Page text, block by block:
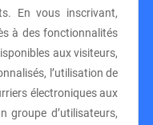
En vous inscrivant,
à des fonctionnalités
aux visiteurs,
l’utilisation de
électroniques aux
groupe d’utilisateurs,